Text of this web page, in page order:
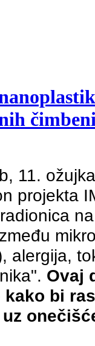
11.
projekta
alergija,
Ovaj
kako bi